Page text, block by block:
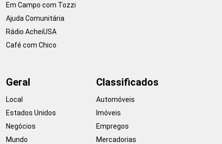
Em Campo com Tozzi
Ajuda Comunitária
Rádio AcheiUSA
Café com Chico
Geral
Local
Estados Unidos
Negócios
Mundo
Classificados
Automóveis
Imóveis
Empregos
Mercadorias